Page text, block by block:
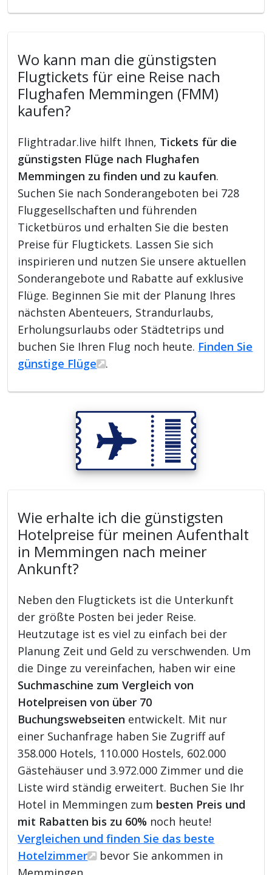
Wo kann man die günstigsten
Flugtickets für eine Reise nach
Flughafen Memmingen (FMM)
kaufen?
Flightradar.live hilft Ihnen, Tickets für die
günstigsten Flüge nach Flughafen
Memmingen zu finden und zu kaufen.
Suchen Sie nach Sonderangeboten bei 728
Fluggesellschaften und führenden
Ticketbüros und erhalten Sie die besten
Preise für Flugtickets. Lassen Sie sich
inspirieren und nutzen Sie unsere aktuellen
Sonderangebote und Rabatte auf exklusive
Flüge. Beginnen Sie mit der Planung Ihres
nächsten Abenteuers, Strandurlaubs,
Erholungsurlaubs oder Städtetrips und
buchen Sie Ihren Flug noch heute. Finden Sie
günstige Flüge
.
Wie erhalte ich die günstigsten
Hotelpreise für meinen Aufenthalt
in Memmingen nach meiner
Ankunft?
Neben den Flugtickets ist die Unterkunft
der größte Posten bei jeder Reise.
Heutzutage ist es viel zu einfach bei der
Planung Zeit und Geld zu verschwenden. Um
die Dinge zu vereinfachen, haben wir eine
Suchmaschine zum Vergleich von
Hotelpreisen von über 70
Buchungswebseiten entwickelt. Mit nur
einer Suchanfrage haben Sie Zugriff auf
358.000 Hotels, 110.000 Hostels, 602.000
Gästehäuser und 3.972.000 Zimmer und die
Liste wird ständig erweitert. Buchen Sie Ihr
Hotel in Memmingen zum besten Preis und
mit Rabatten bis zu 60% noch heute!
Vergleichen und finden Sie das beste
Hotelzimmer
bevor Sie ankommen in